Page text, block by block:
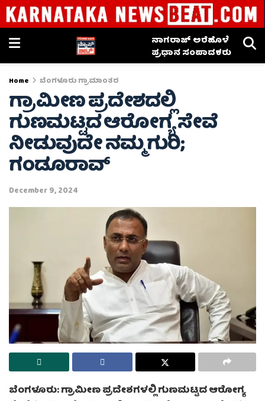
ನಾಗರಾಜ್ ಅರೆಹೊಳೆ
ಪ್ರಧಾನ ಸಂಪಾದಕರು
Home ಬೆಂಗಳೂರು ಗ್ರಾಮಾಂತರ
ಗ್ರಾಮೀಣ ಪ್ರದೇಶದಲ್ಲಿ
ಗುಣಮಟ್ಟದ ಆರೋಗ್ಯ ಸೇವೆ
ನೀಡುವುದೇ ನಮ್ಮ ಗುರಿ;
ಗಂಡೂರಾವ್
December 9, 2024
ಬೆಂಗಳೂರು: ಗ್ರಾಮೀಣ ಪ್ರದೇಶಗಳಲ್ಲಿ ಗುಣಮಟ್ಟದ ಆರೋಗ್ಯ